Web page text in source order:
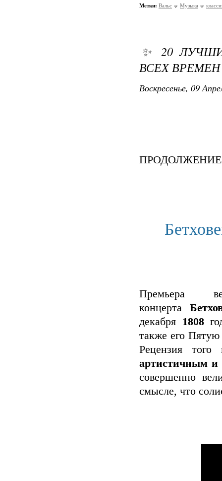
Метки: Вальс Музыка
✨ 20
ВСЕХ ВРЕМЕН
Воскресенье, 09
ПРОДОЛЖЕНИЕ
Премьера
концерта
декабря 1808
также его
Рецензия того
артистичным
совершенно
смысле, что